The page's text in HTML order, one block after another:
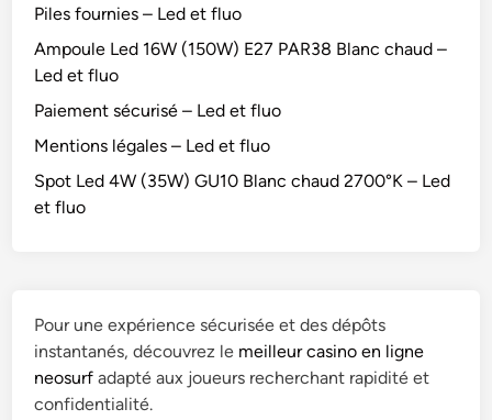
Piles fournies – Led et fluo
Ampoule Led 16W (150W) E27 PAR38 Blanc chaud –
Led et fluo
Paiement sécurisé – Led et fluo
Mentions légales – Led et fluo
Spot Led 4W (35W) GU10 Blanc chaud 2700°K – Led
et fluo
Pour une expérience sécurisée et des dépôts
instantanés, découvrez le meilleur casino en ligne
neosurf adapté aux joueurs recherchant rapidité et
confidentialité.